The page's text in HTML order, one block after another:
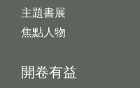
開卷有益
主題書展
焦點人物